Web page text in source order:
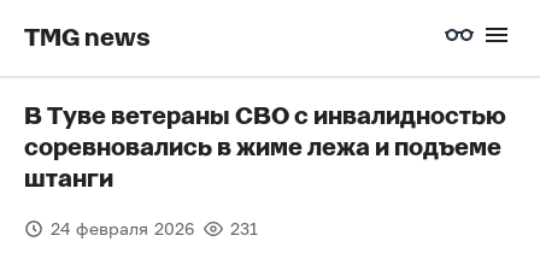
TMG news
В Туве ветераны СВО с инвалидностью
соревновались в жиме лежа и подъеме
штанги
24 февраля 2026 231